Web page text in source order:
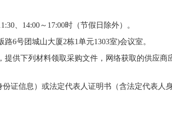
1 :30、14:00～17:00时 （节假日除外）。
路6号团城山大厦2栋1单元1303室)会议室。
提供下列材料领取采购文件，网络获取的供应商
证信息）或法定代表人证明书（含法定代表人